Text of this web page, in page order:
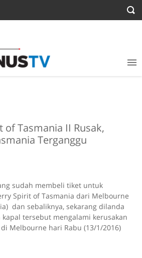
of Tasmania II Rusak,
Terganggu
sudah membeli tiket untuk
Spirit of Tasmania dari Melbourne
dan sebaliknya, sekarang dilanda
tersebut mengalami kerusakan
Melbourne hari Rabu (13/1/2016)